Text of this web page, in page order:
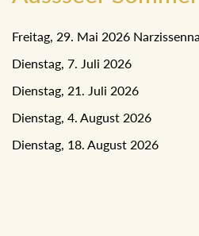
Freitag, 29. Mai 2026
Dienstag, 7. Juli 2026
Dienstag, 21. Juli 2026
Dienstag, 4. August 2026
Dienstag, 18. August 2026